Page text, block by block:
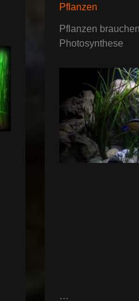
Photosynthese
Pflanzen
Pflanzen
Photosynthese
…